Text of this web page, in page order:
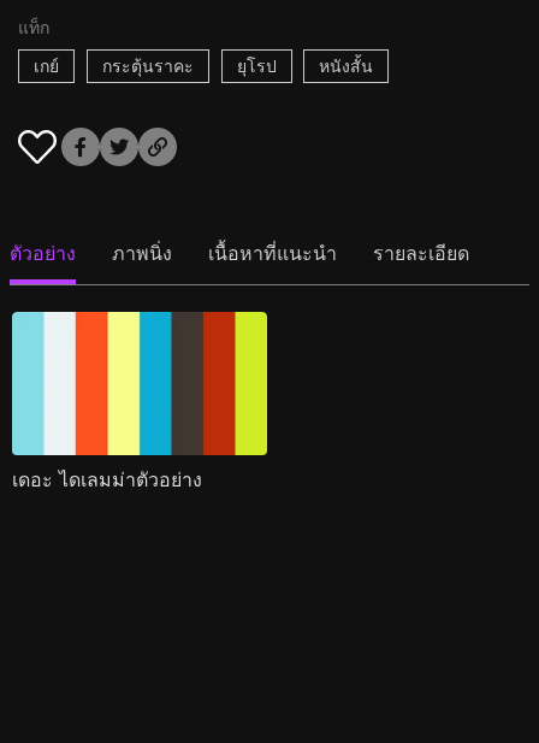
แท็ก
เกย์
กระตุ้นราคะ ยุโรป หนังสั้น
ตัวอย่าง ภาพนิ่ง เนื้อหาที่แนะนำ รายละเอียด
เดอะ ไดเลมม่าตัวอย่าง